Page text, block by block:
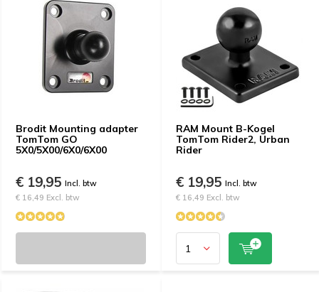
Brodit Mounting adapter
TomTom GO
5X0/5X00/6X0/6X00
€ 19,95 Incl. btw
€ 16,49 Excl. btw
RAM Mount B-Kogel
TomTom Rider2, Urban
Rider
€ 19,95 Incl. btw
€ 16,49 Excl. btw